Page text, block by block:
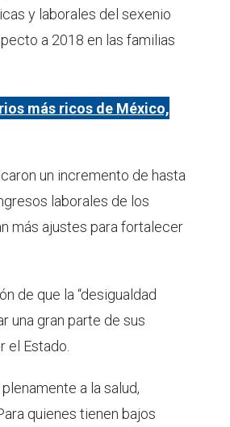
y laborales del sexenio
a 2018 en las familias
más ricos de México,
un incremento de hasta
laborales de los
más ajustes para fortalecer
de que la “desigualdad
una gran parte de sus
el Estado.
a la salud,
quienes tienen bajos